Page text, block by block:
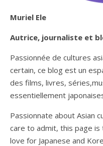
Muriel Ele
Autrice, journaliste et
Passionnée de cultures
certain, ce blog est un
des films, livres,
essentiellement
Passionnate about Asian
care to admit, this page
love for Japanese and